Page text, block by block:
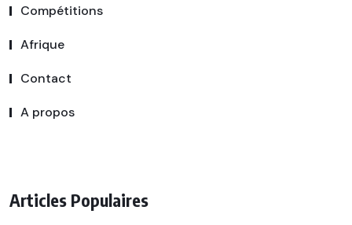
Compétitions
Afrique
Contact
A propos
Articles Populaires